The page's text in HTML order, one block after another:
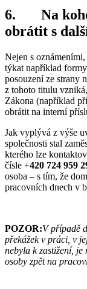
6. Na
obrátit s
Nejen s
týkat například
posouzení ze strany
z tohoto titulu
Zákona (například
obrátit na interní
Jak vyplývá z výše
společnosti stal
kterého lze
čísle +420 724 959
osoba – s tím, že
pracovních dnech v
POZOR:V případě
překážek v práci, v
nebyla k zastižení,
osoby zpět na